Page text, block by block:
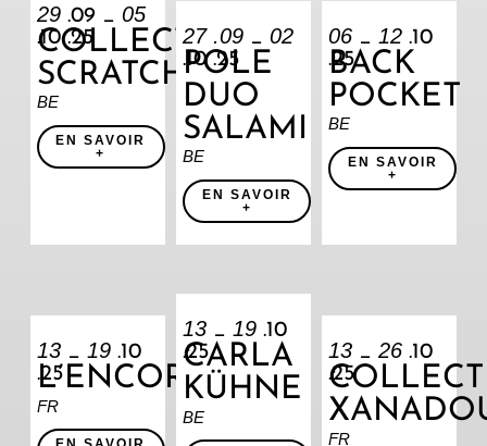
29 .09 _ 05
.10 .25
COLLECTIF
SCRATCH
BE
EN SAVOIR
+
27 .09 _ 02
.10 .25
POLE
DUO
SALAMI
BE
EN SAVOIR
+
06 _12 .10
.25
BACK
POCKET
BE
EN SAVOIR
+
13 _19 .10
.25
L’ENCORDÉE
FR
13 _19 .10
.25
CARLA
KÜHNE
BE
13 _26 .10
.25
FR